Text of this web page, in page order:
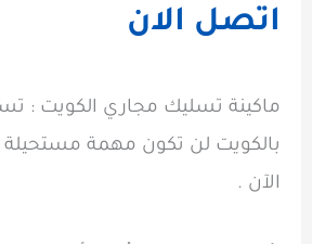
اتصل الان
ماكينة تسليك مجاري الكويت :
بالكويت لن تكون مهمة مستحيلة
الآن .